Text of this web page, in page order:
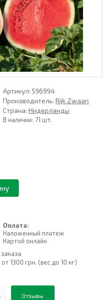
Артикул: 596994
Производитель: Rijk Zwaan
Страна: Нидерланды
В наличии: 71 шт.
Оплата:
Наложенный платеж
Картой онлайн
1300 грн. (вес до 10 кг)
Отзывы